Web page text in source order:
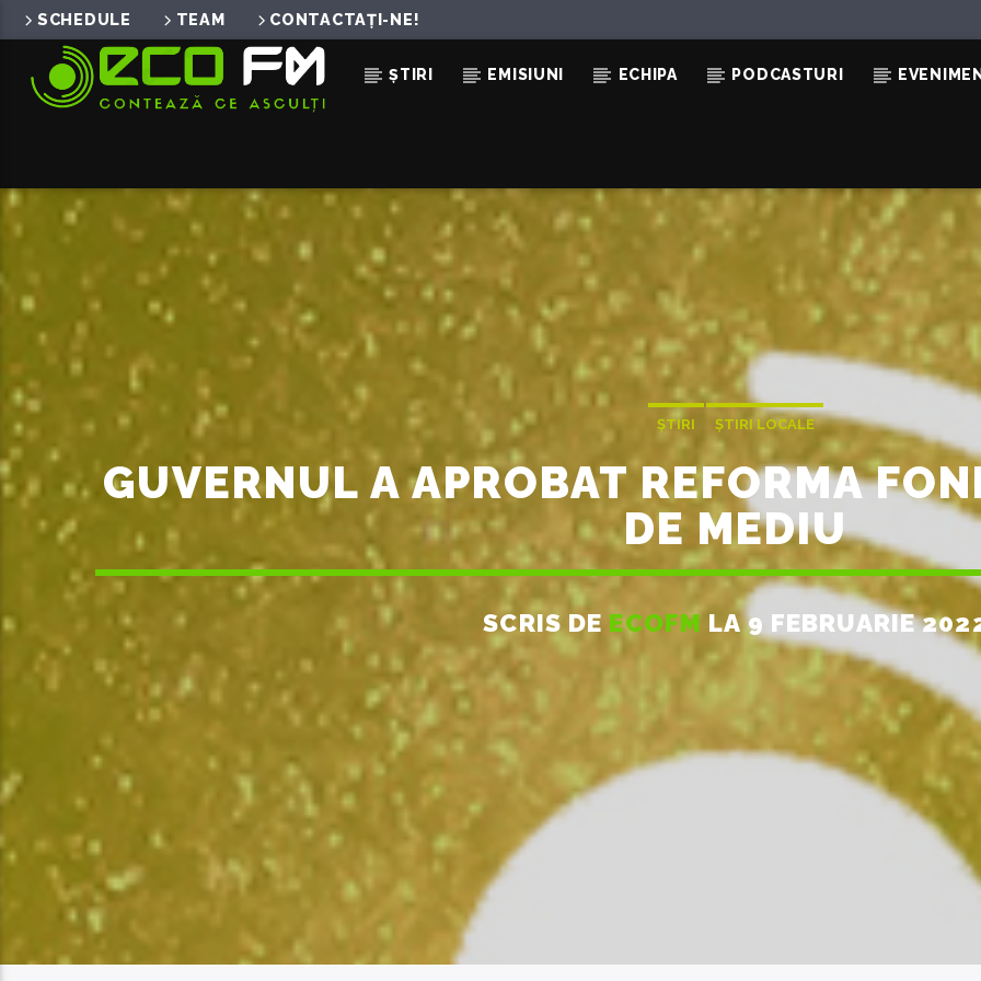
SCHEDULE TEAM CONTACTAȚI-NE!
ȘTIRI EMISIUNI ECHIPA PODCASTURI
ACUM ÎN DIRECT
ALL MY LOVE
VELLA
ȘTIRI ȘTIRI LOCALE
GUVERNUL A APROBAT REFORMA
DE MEDIU
SCRIS DE ECOFM LA 9 FEBRUARIE